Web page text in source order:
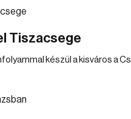
Tiszacsege
készül a kisváros a